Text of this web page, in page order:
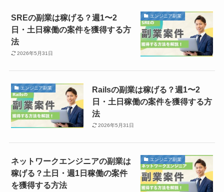
エンジニア副業
SREの副業は稼げる？週1〜2
日・土日稼働の案件を獲得する方
法
2026年5月31日
エンジニア副業
Railsの副業は稼げる？週1〜2
日・土日稼働の案件を獲得する方
法
2026年5月31日
エンジニア副業
ネットワークエンジニアの副業は
稼げる？土日・週1日稼働の案件
を獲得する方法